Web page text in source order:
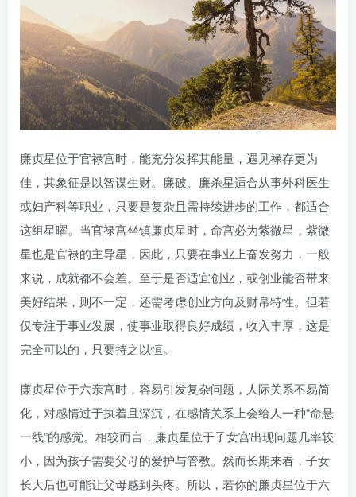
廉贞星位于官禄宫时，能充分发挥其能量，遇见禄存更为
佳，其象征是以智谋生财。廉破、廉杀星适合从事外科医生
或妇产科等职业，只要是复杂且需持续进步的工作，都适合
这组星曜。当官禄宫坐镇廉贞星时，命宫必为紫微星，紫微
星也是官禄的主导星，因此，只要在事业上奋发努力，一般
来说，成就都不会差。至于是否适宜创业，或创业能否带来
美好结果，则不一定，还需考虑创业方向及财帛特性。但若
仅专注于事业发展，使事业取得良好成绩，收入丰厚，这是
完全可以的，只要持之以恒。
廉贞星位于六亲宫时，容易引发复杂问题，人际关系不易简
化，对感情过于执着且深沉，在感情关系上会给人一种“命悬
一线”的感觉。相较而言，廉贞星位于子女宫出现问题几率较
小，因为孩子需要父母的爱护与管教。然而长期来看，子女
长大后也可能让父母感到头疼。所以，若你的廉贞星位于六